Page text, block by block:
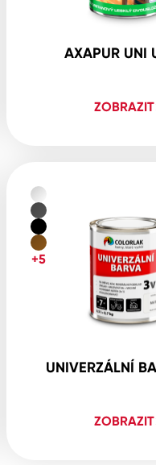
AXAPUR UNI
ZOBRAZIT
UNIVERZÁLNÍ
ZOBRAZIT
+5